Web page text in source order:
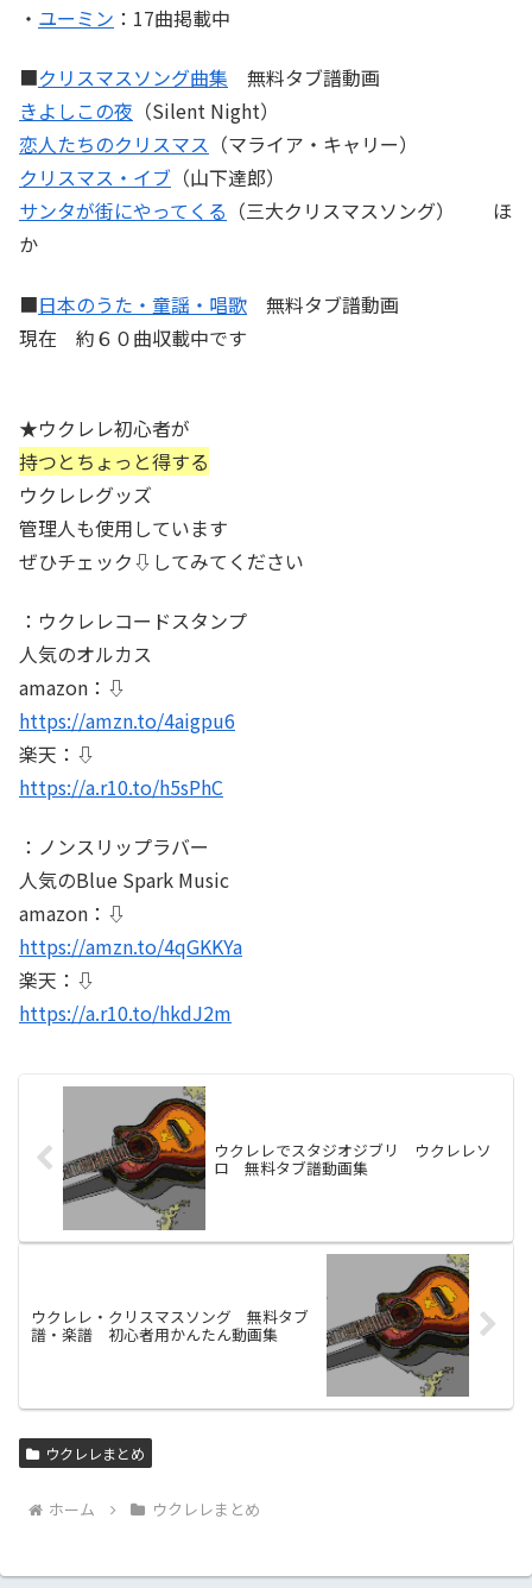
・ ユーミン ：17曲掲載中
■クリスマスソング曲集 無料タブ譜動画
きよしこの夜 （Silent Night）
恋人たちのクリスマス （マライア・キャリー）
クリスマス・イブ （山下達郎）
サンタが街にやってくる （三大クリスマスソング） ほ
か
■日本のうた・童謡・唱歌 無料タブ譜動画
現在 約６０曲収載中です
★ウクレレ初心者が
持つとちょっと得する
ウクレレグッズ
管理人も使用しています
ぜひチェック⇩してみてください
：ウクレレコードスタンプ
人気のオルカス
amazon：⇩
https://amzn.to/4aigpu6
楽天：⇩
https://a.r10.to/h5sPhC
：ノンスリップラバー
人気のBlue Spark Music
amazon：⇩
https://amzn.to/4qGKKYa
楽天：⇩
https://a.r10.to/hkdJ2m
ウクレレでスタジオジブリ ウクレレソ
ロ 無料タブ譜動画集
ウクレレ・クリスマスソング 無料タブ
譜・楽譜 初心者用かんたん動画集
ウクレレまとめ
ホーム ウクレレまとめ